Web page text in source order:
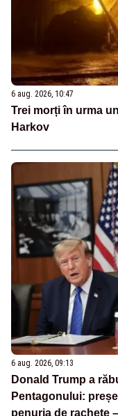
6 aug. 2026, 10:47
Trei morți în urma
Harkov
6 aug. 2026, 09:13
Donald Trump a
Pentagonului:
penuria de rachete